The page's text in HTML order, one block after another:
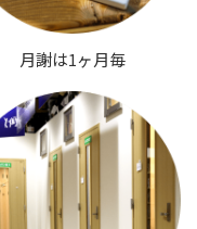
月謝は1ヶ月毎